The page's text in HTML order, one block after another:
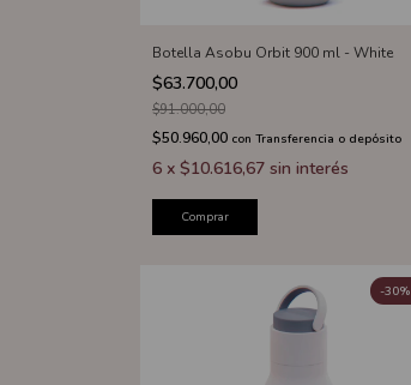
Botella Asobu Orbit 900 ml - White
$63.700,00
$91.000,00
$50.960,00 con Transferencia o depósito
6 x $10.616,67 sin interés
Comprar
-30%